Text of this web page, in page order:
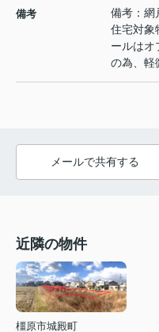
備考
備考：網
住宅対象
ールはオ
の為、軽
メールで共有する
近隣の物件
橿原市城殿町